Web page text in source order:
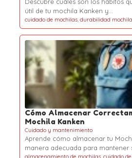
Descubre cuáles son los hábitos
útil de tu mochila Kanken y…
cuidado de mochilas, durabilidad mochila
Cómo Almacenar
Mochila Kanken
Cuidado y mantenimiento
Aprende cómo almacenar tu
manera adecuada para